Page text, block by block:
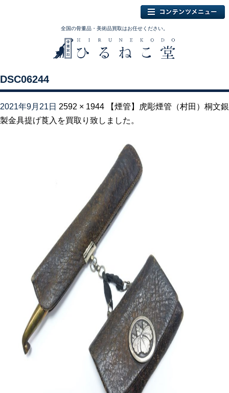
全国の骨董品・美術品買取はお任せください。
DSC06244
2021年9月21日 2592 × 1944
【煙管】虎彫煙管（村田）桐文銀
製金具提げ莨入を買取り致しました。